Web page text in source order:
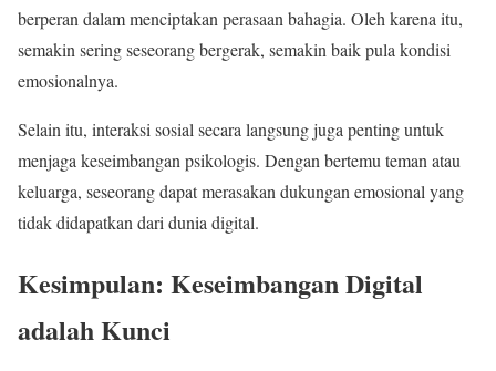
berperan dalam menciptakan perasaan bahagia. Oleh karena itu,
semakin sering seseorang bergerak, semakin baik pula kondisi
emosionalnya.
Selain itu, interaksi sosial secara langsung juga penting untuk
menjaga keseimbangan psikologis. Dengan bertemu teman atau
keluarga, seseorang dapat merasakan dukungan emosional yang
tidak didapatkan dari dunia digital.
Kesimpulan: Keseimbangan Digital
adalah Kunci